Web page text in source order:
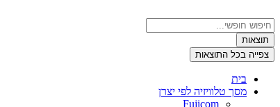
לתוכן
Search
...תוצאות
צפייה בכל התוצאות
בית
מסך טלוויזיה לפי יצרן
Fujicom